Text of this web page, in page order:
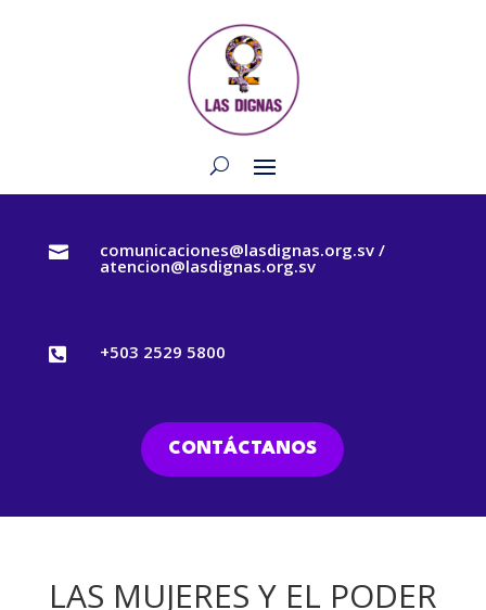
 comunicaciones@lasdignas.org.sv /
atencion@lasdignas.org.sv
 +503 2529 5800
CONTÁCTANOS
LAS MUJERES Y EL PODER